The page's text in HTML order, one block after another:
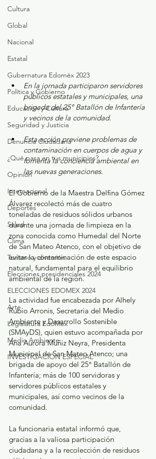
Cultura
Global
Nacional
Estatal
Gubernatura Edoméx 2023
Política y Gobierno
Educación y Cultura
Seguridad y Justicia
Denuncia Ciudadana
¿Qué pasa en tus municipios?
Opinión
Internacional
Deportes
Salud
Clima
Turismo y diversión
Elecciones presidenciales 2024
ELECCIONES EDOMEX 2024
Arte
Legislatura EdoMéx
Medio Ambiente
INVESTIGACIÓN ESPECIAL
En la jornada participaron servidores
públicos estatales y municipales, una
brigada del 25° Batallón de Infantería
y vecinos de la comunidad.
Esta acción previene problemas de
contaminación en cuerpos de agua y
fomenta la conciencia ambiental en
las nuevas generaciones.
El Gobierno de la Maestra Delfina Gómez
Álvarez recolectó más de cuatro
toneladas de residuos sólidos urbanos
durante una jornada de limpieza en la
zona conocida como Humedal del Norte
de San Mateo Atenco, con el objetivo de
evitar la contaminación de este espacio
natural, fundamental para el equilibrio
ambiental de la región.
La actividad fue encabezada por Alhely
Rubio Arronis, Secretaria del Medio
Ambiente y Desarrollo Sostenible
(SMAyDS), quien estuvo acompañada por
Ana Aurora Muñiz Neyra, Presidenta
Municipal de San Mateo Atenco; una
brigada de apoyo del 25° Batallón de
Infantería; más de 100 servidoras y
servidores públicos estatales y
municipales, así como vecinos de la
comunidad.
La funcionaria estatal informó que,
gracias a la valiosa participación
ciudadana y a la recolección de residuos